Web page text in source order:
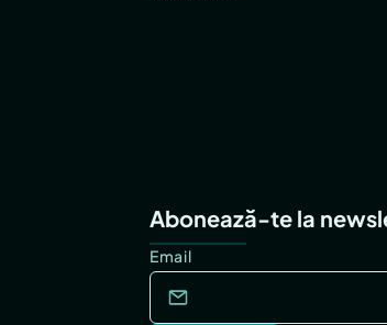
Abonează-te la
Email